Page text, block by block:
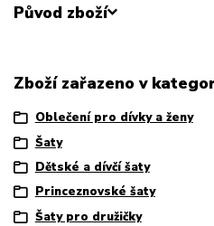
Původ zboží
Zboží zařazeno v
Oblečení pro dívky a ženy
Šaty
Dětské a dívčí šaty
Princeznovské šaty
Šaty pro družičky